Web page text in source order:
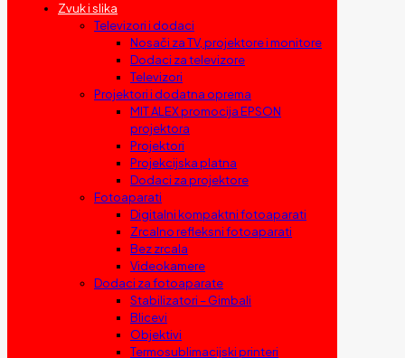
Zvuk i slika
Televizori i dodaci
Nosači za TV, projektore i monitore
Dodaci za televizore
Televizori
Projektori i dodatna oprema
MIT ALEX promocija EPSON
projektora
Projektori
Projekcijska platna
Dodaci za projektore
Fotoaparati
Digitalni kompaktni fotoaparati
Zrcalno refleksni fotoaparati
Bez zrcala
Videokamere
Dodaci za fotoaparate
Stabilizatori – Gimbali
Blicevi
Objektivi
Termosublimacijski printeri